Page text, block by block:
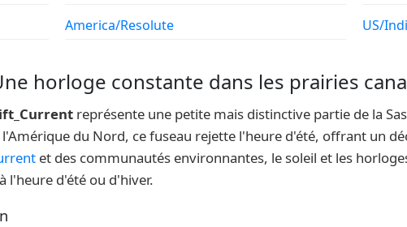
America/Resolute
US/
horloge constante dans les prairies
représente une petite mais distinctive partie de la
du Nord, ce fuseau rejette l'heure d'été, offrant un
et des communautés environnantes, le soleil et les
l'heure d'été ou d'hiver.